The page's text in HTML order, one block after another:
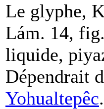
Le glyphe,
Lám. 14,
liquide,
Dépendrait
Yohualtepêc.